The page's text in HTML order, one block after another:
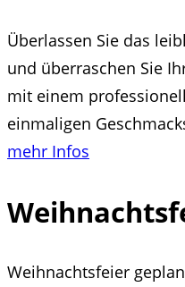
Überlassen Sie das
und überraschen Sie
mit einem
einmaligen
mehr Infos
Weihnachtsfeier